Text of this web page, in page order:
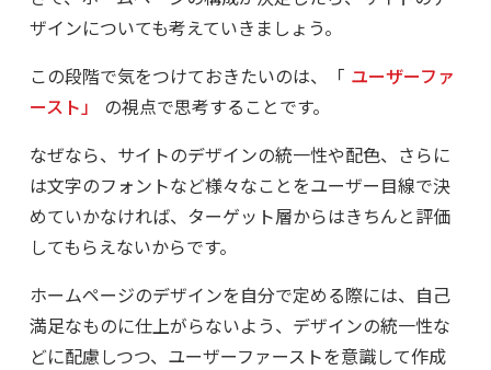
ザインについても考えていきましょう。
この段階で気をつけておきたいのは、「 ユーザーファ
ースト」
の視点で思考することです。
なぜなら、サイトのデザインの統一性や配色、さらに
は文字のフォントなど様々なことをユーザー目線で決
めていかなければ、ターゲット層からはきちんと評価
してもらえないからです。
ホームページのデザインを自分で定める際には、自己
満足なものに仕上がらないよう、デザインの統一性な
どに配慮しつつ、ユーザーファーストを意識して作成